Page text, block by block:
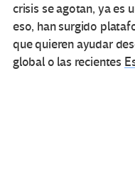
crisis se agotan, ya es
eso, han surgido
que quieren ayudar
global o las recientes